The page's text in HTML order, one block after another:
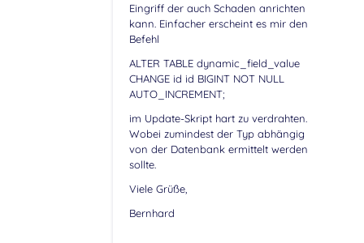
Eingriff der auch Schaden anrichten
kann. Einfacher erscheint es mir den
Befehl
ALTER TABLE dynamic_field_value
CHANGE id id BIGINT NOT NULL
AUTO_INCREMENT;
im Update-Skript hart zu verdrahten.
Wobei zumindest der Typ abhängig
von der Datenbank ermittelt werden
sollte.
Viele Grüße,
Bernhard